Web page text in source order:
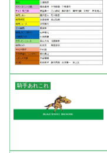
騎手あれこれ